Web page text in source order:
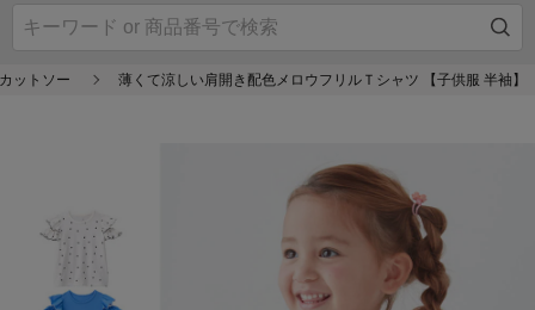
ットソー 薄くて涼しい肩開き配色メロウフリルＴシャツ 【子供服 半袖】